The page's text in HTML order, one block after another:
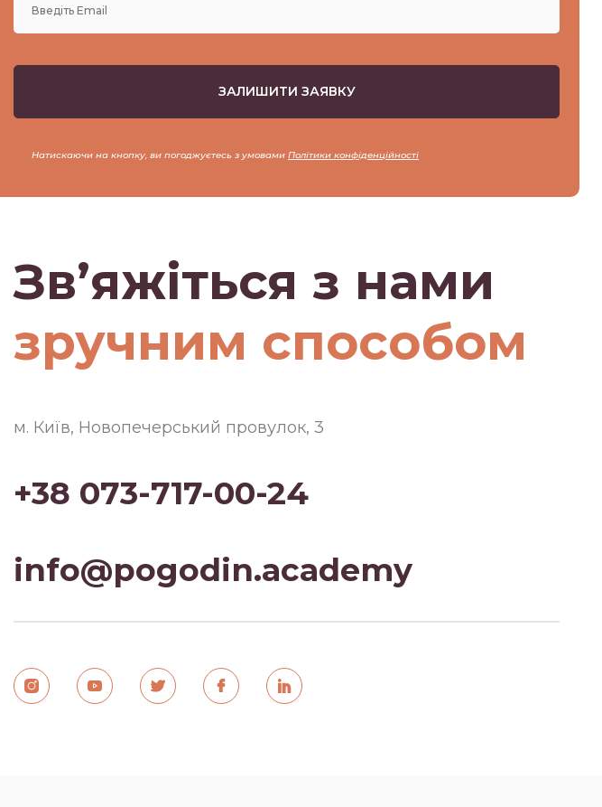
Натискаючи на кнопку, ви погоджуєтесь з умовами Політики конфіденційності
Зв’яжіться з нами
зручним способом
м. Київ, Новопечерський провулок, 3
+38 073-717-00-24
info@pogodin.academy